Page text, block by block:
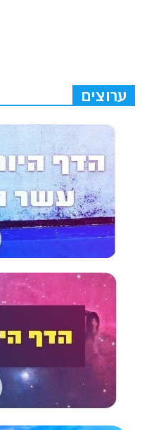
ערוצים